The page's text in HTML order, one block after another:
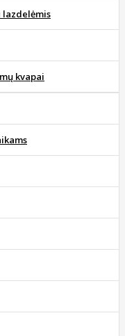
lazdelėmis
kvapai